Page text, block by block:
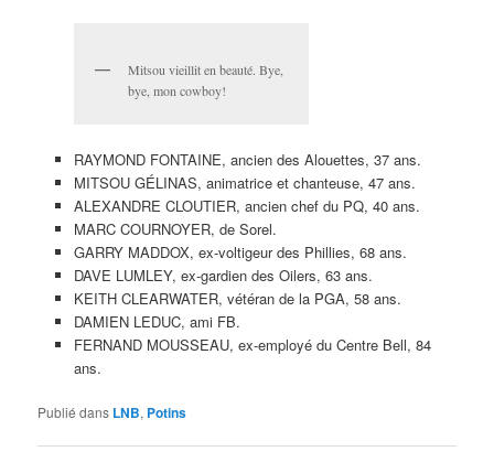
Mitsou vieillit en beauté. Bye,
bye, mon cowboy!
RAYMOND FONTAINE, ancien des Alouettes, 37 ans.
MITSOU GÉLINAS, animatrice et chanteuse, 47 ans.
ALEXANDRE CLOUTIER, ancien chef du PQ, 40 ans.
MARC COURNOYER, de Sorel.
GARRY MADDOX, ex-voltigeur des Phillies, 68 ans.
DAVE LUMLEY, ex-gardien des Oilers, 63 ans.
KEITH CLEARWATER, vétéran de la PGA, 58 ans.
DAMIEN LEDUC, ami FB.
FERNAND MOUSSEAU, ex-employé du Centre Bell, 84
ans.
Publié dans LNB, Potins